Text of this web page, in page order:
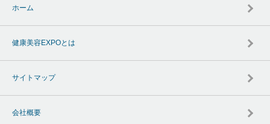
ホーム
健康美容EXPOとは
サイトマップ
会社概要